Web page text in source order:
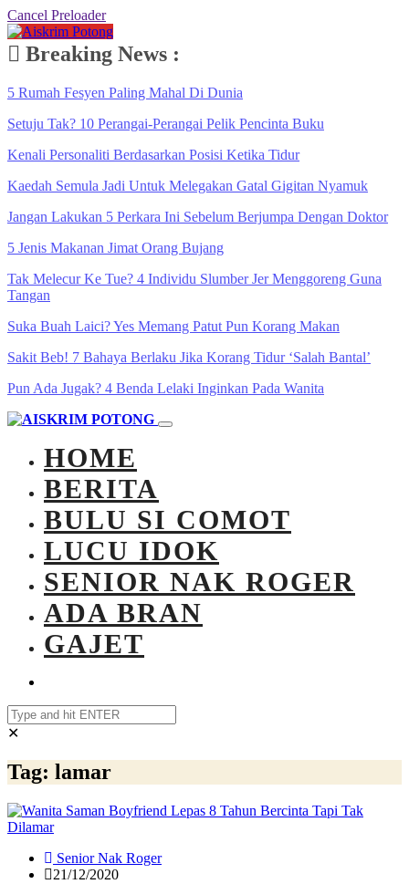
Cancel Preloader
Breaking News :
5 Rumah Fesyen Paling Mahal Di Dunia
Setuju Tak? 10 Perangai-Perangai Pelik Pencinta Buku
Kenali Personaliti Berdasarkan Posisi Ketika Tidur
Kaedah Semula Jadi Untuk Melegakan Gatal Gigitan Nyamuk
Jangan Lakukan 5 Perkara Ini Sebelum Berjumpa Dengan Doktor
5 Jenis Makanan Jimat Orang Bujang
Tak Melecur Ke Tue? 4 Individu Slumber Jer Menggoreng Guna
Tangan
Suka Buah Laici? Yes Memang Patut Pun Korang Makan
Sakit Beb! 7 Bahaya Berlaku Jika Korang Tidur ‘Salah Bantal’
Pun Ada Jugak? 4 Benda Lelaki Inginkan Pada Wanita
HOME
BERITA
BULU SI COMOT
LUCU IDOK
SENIOR NAK ROGER
ADA BRAN
GAJET
✕
Tag: lamar
Senior Nak Roger
21/12/2020